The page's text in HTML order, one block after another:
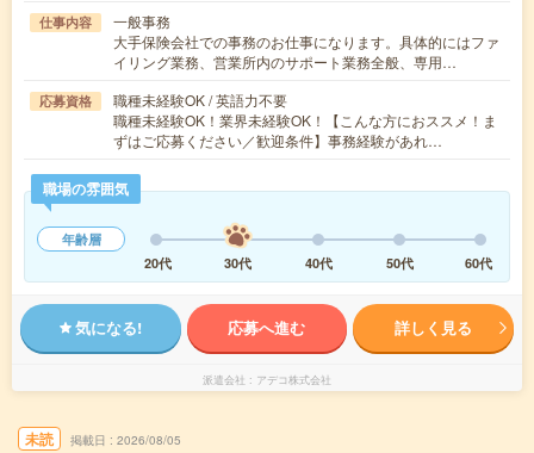
仕事内容
一般事務
大手保険会社での事務のお仕事になります。具体的にはファ
イリング業務、営業所内のサポート業務全般、専用…
応募資格
職種未経験OK / 英語力不要
職種未経験OK！業界未経験OK！【こんな方におススメ！ま
ずはご応募ください／歓迎条件】事務経験があれ…
職場の雰囲気
年齢層
20代
30代 40代 50代 60代
気になる! 応募へ進む 詳しく見る
派遣会社 アデコ株式会社
未読 掲載日 2026/08/05